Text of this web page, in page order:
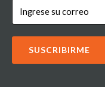
SUSCRIBIRME